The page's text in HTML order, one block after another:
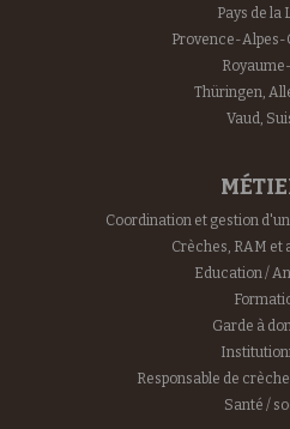
Pays de la
Provence-Alpes-
Thüringen,
Vaud,
Coordination et gestion
Crèches, RAM et
Education /
Garde à
Responsable de
Santé /